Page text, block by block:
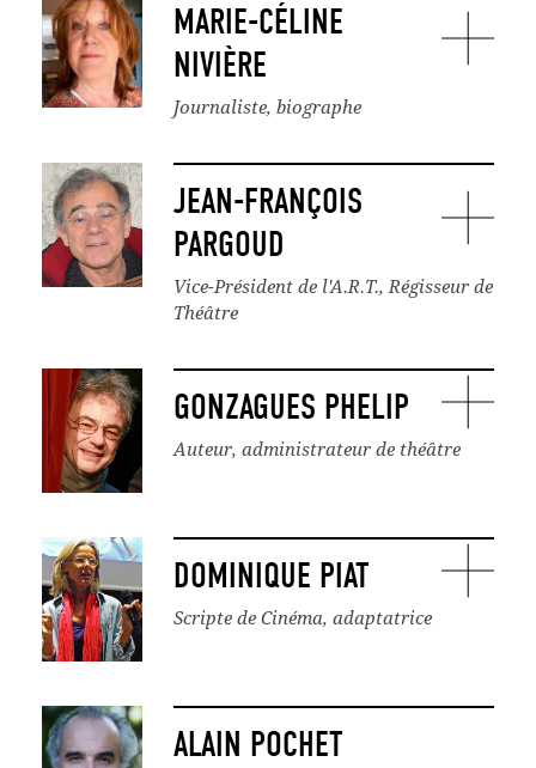
MARIE-CÉLINE
NIVIÈRE
Journaliste, biographe
JEAN-FRANÇOIS
PARGOUD
Vice-Président de l'A.R.T., Régisseur de
Théâtre
GONZAGUES PHELIP
Auteur, administrateur de théâtre
DOMINIQUE PIAT
Scripte de Cinéma, adaptatrice
ALAIN POCHET